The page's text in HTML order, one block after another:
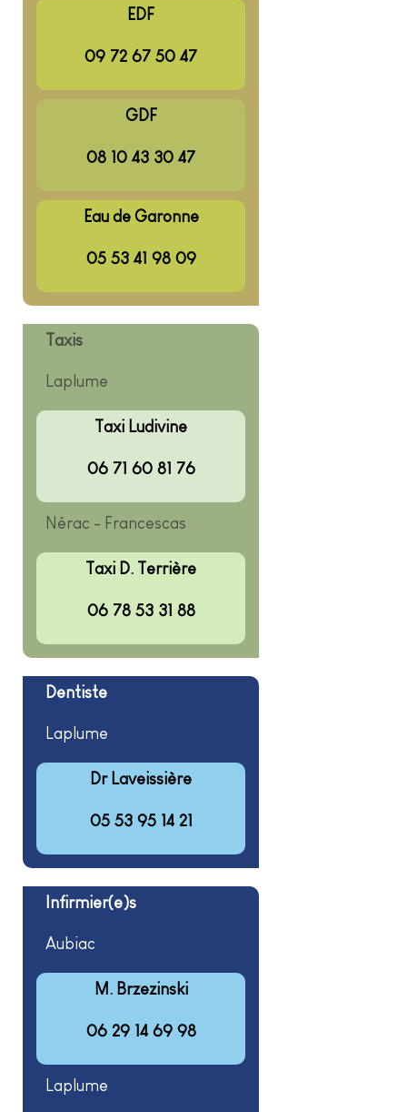
EDF
09 72 67 50 47
GDF
08 10 43 30 47
Eau de Garonne
05 53 41 98 09
Taxis
Laplume
Taxi Ludivine
06 71 60 81 76
Nérac - Francescas
Taxi D. Terrière
06 78 53 31 88
Dentiste
Laplume
Dr Laveissière
05 53 95 14 21
Infirmier(e)s
Aubiac
M. Brzezinski
06 29 14 69 98
Laplume